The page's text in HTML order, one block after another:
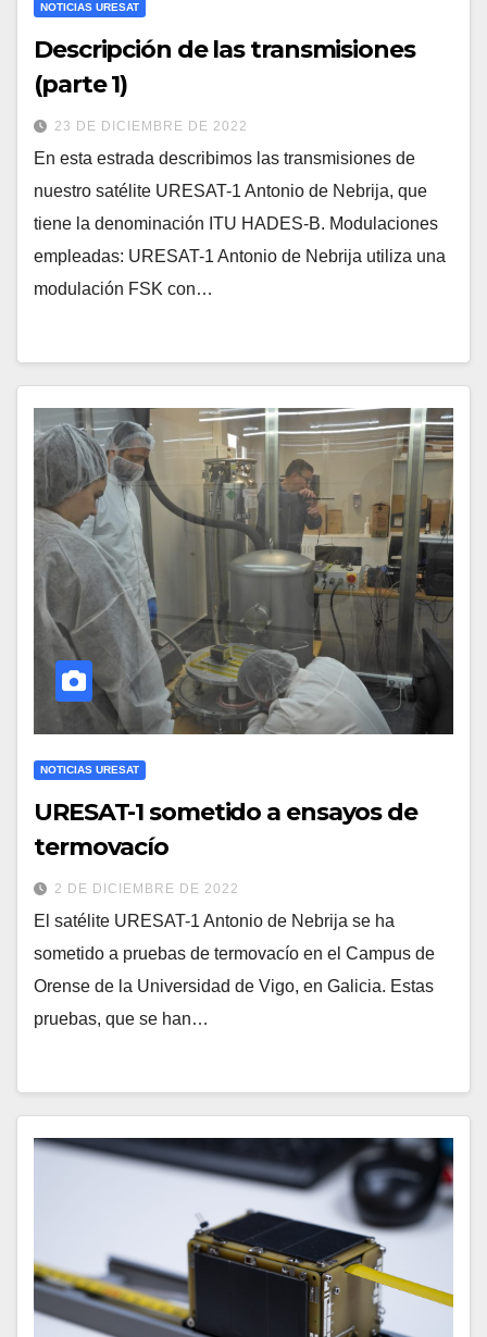
NOTICIAS URESAT
Descripción de las transmisiones
(parte 1)
23 DE DICIEMBRE DE 2022
En esta estrada describimos las transmisiones de
nuestro satélite URESAT-1 Antonio de Nebrija, que
tiene la denominación ITU HADES-B. Modulaciones
empleadas: URESAT-1 Antonio de Nebrija utiliza una
modulación FSK con…
NOTICIAS URESAT
URESAT-1 sometido a ensayos de
termovacío
2 DE DICIEMBRE DE 2022
El satélite URESAT-1 Antonio de Nebrija se ha
sometido a pruebas de termovacío en el Campus de
Orense de la Universidad de Vigo, en Galicia. Estas
pruebas, que se han…